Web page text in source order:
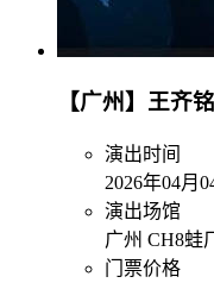
【广州】王齐
演出时间
2026年04月
演出场馆
广州 CH8蛙
门票价格